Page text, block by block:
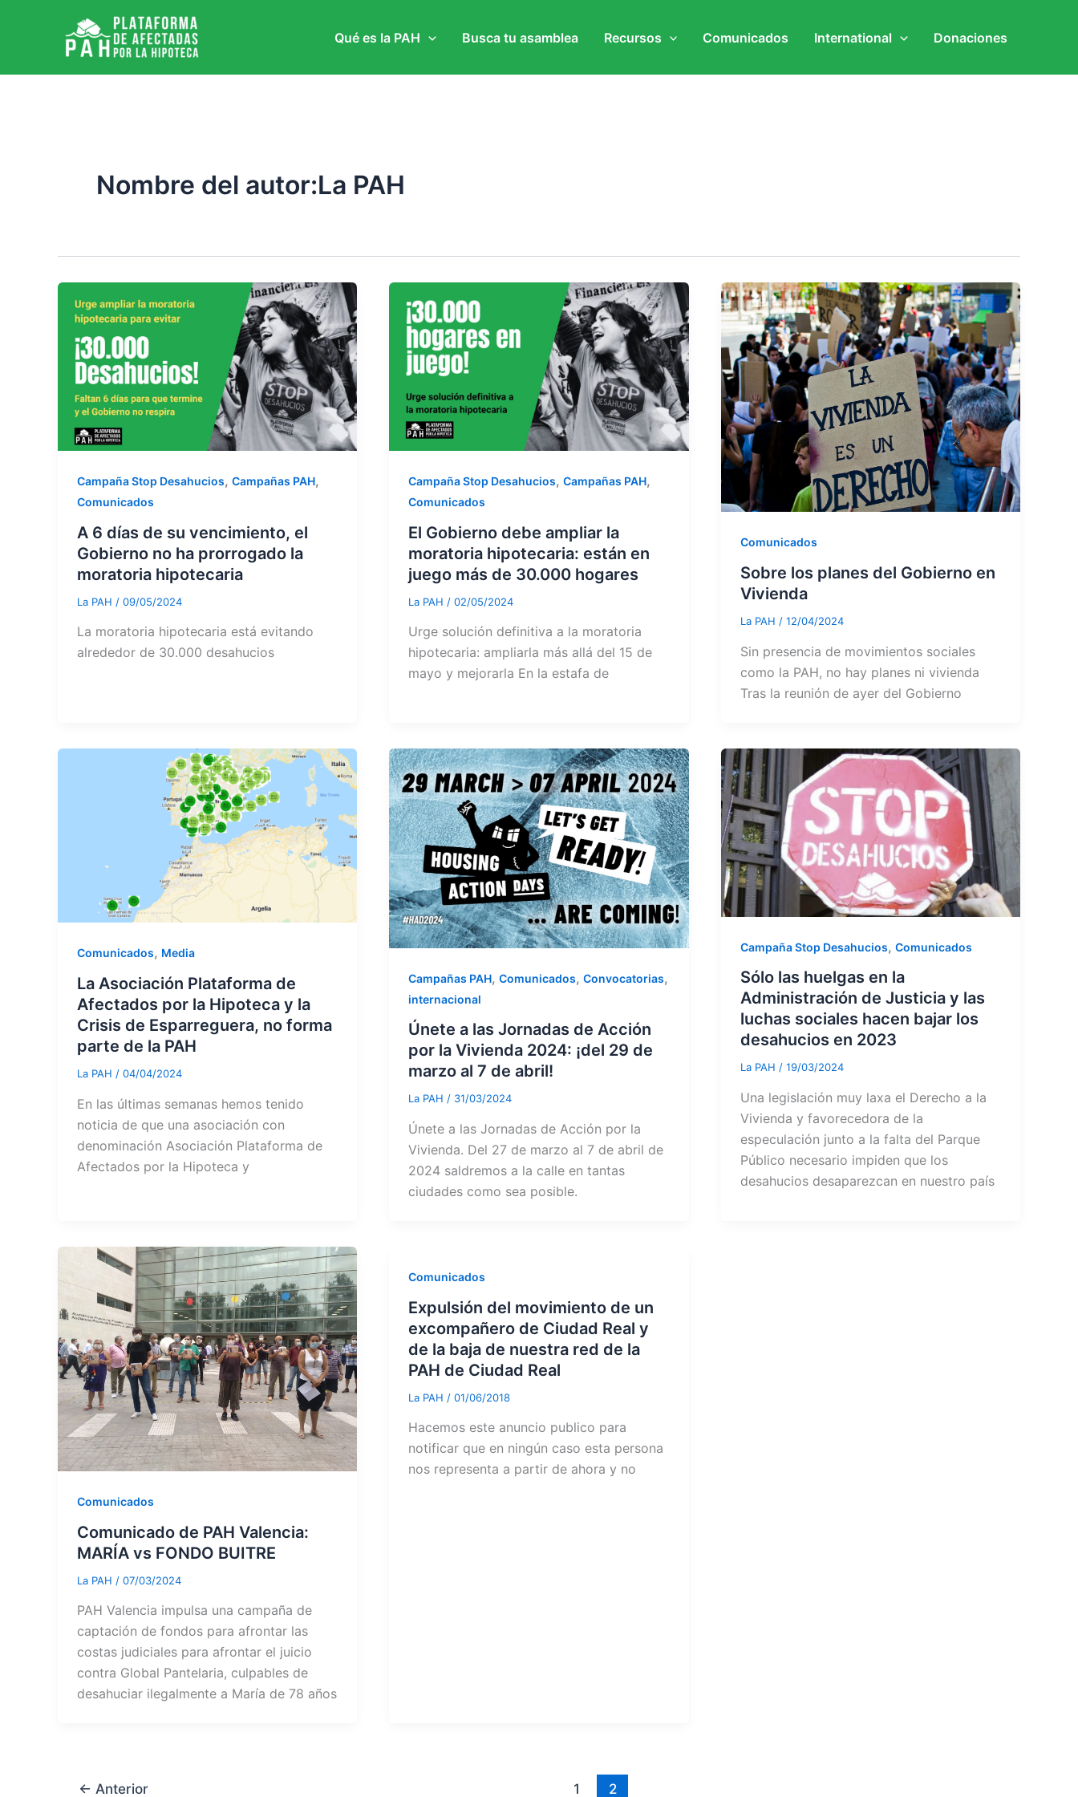
Qué es la PAH Busca tu asamblea Recursos Comunicados International Donaciones
Nombre del autor:La PAH
Campaña Stop Desahucios, Campañas PAH,
Comunicados
A 6 días de su vencimiento, el
Gobierno no ha prorrogado la
moratoria hipotecaria
La PAH / 09/05/2024
La moratoria hipotecaria está evitando
alrededor de 30.000 desahucios
Campaña Stop Desahucios,Campañas PAH,
Comunicados
El Gobierno debe ampliar la
moratoria hipotecaria: están en
juego más de 30.000 hogares
La PAH /02/05/2024
Urge solución definitiva a la moratoria
hipotecaria: ampliarla más allá del 15 de
mayo y mejorarla En la estafa de
Comunicados
Sobre los planes del Gobierno en
Vivienda
La PAH / 12/04/2024
Sin presencia de movimientos sociales
como la PAH, no hay planes ni vivienda
Tras la reunión de ayer del Gobierno
Comunicados, Media
La Asociación Plataforma de
Afectados por la Hipoteca y la
Crisis de Esparreguera, no forma
parte de la PAH
La PAH / 04/04/2024
En las últimas semanas hemos tenido
noticia de que una asociación con
denominación Asociación Plataforma de
Afectados por la Hipoteca y
Campañas PAH,Comunicados,Convocatorias,
internacional
Únete a las Jornadas de Acción
por la Vivienda 2024: ¡del 29 de
marzo al 7 de abril!
La PAH/ 31/03/2024
Únete a las Jornadas de Acción por la
Vivienda. Del 27 de marzo al 7 de abril de
2024 saldremos a la calle en tantas
ciudades como sea posible.
Campaña Stop Desahucios, Comunicados
Sólo las huelgas en la
Administración de Justicia y las
luchas sociales hacen bajar los
desahucios en 2023
La PAH / 19/03/2024
Una legislación muy laxa el Derecho a la
Vivienda y favorecedora de la
especulación junto a la falta del Parque
Público necesario impiden que los
desahucios desaparezcan en nuestro país
Comunicados
Comunicado de PAH Valencia:
MARÍA vs FONDO BUITRE
La PAH / 07/03/2024
PAH Valencia impulsa una campaña de
captación de fondos para afrontar las
costas judiciales para afrontar el juicio
contra Global Pantelaria, culpables de
desahuciar ilegalmente a María de 78 años
Comunicados
Expulsión del movimiento de un
excompañero de Ciudad Real y
de la baja de nuestra red de la
PAH de Ciudad Real
La PAH /01/06/2018
Hacemos este anuncio publico para
notificar que en ningún caso esta persona
nos representa a partir de ahora y no
← Anterior 1 2